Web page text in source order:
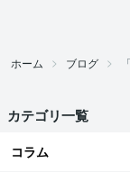
ホーム ブログ
カテゴリ一覧
コラム